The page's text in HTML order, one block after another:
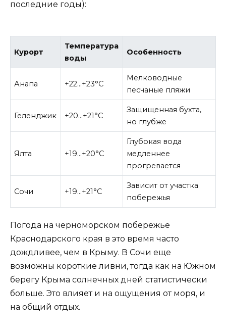
последние годы):
Курорт
Температура
воды
Особенность
Анапа +22…+23°C
Мелководные
песчаные пляжи
Геленджик +20…+21°C
Защищенная бухта,
но глубже
Ялта +19…+20°C
Глубокая вода
медленнее
прогревается
Сочи +19…+21°C
Зависит от участка
побережья
Погода на черноморском побережье
Краснодарского края в это время часто
дождливее, чем в Крыму. В Сочи еще
возможны короткие ливни, тогда как на Южном
берегу Крыма солнечных дней статистически
больше. Это влияет и на ощущения от моря, и
на общий отдых.